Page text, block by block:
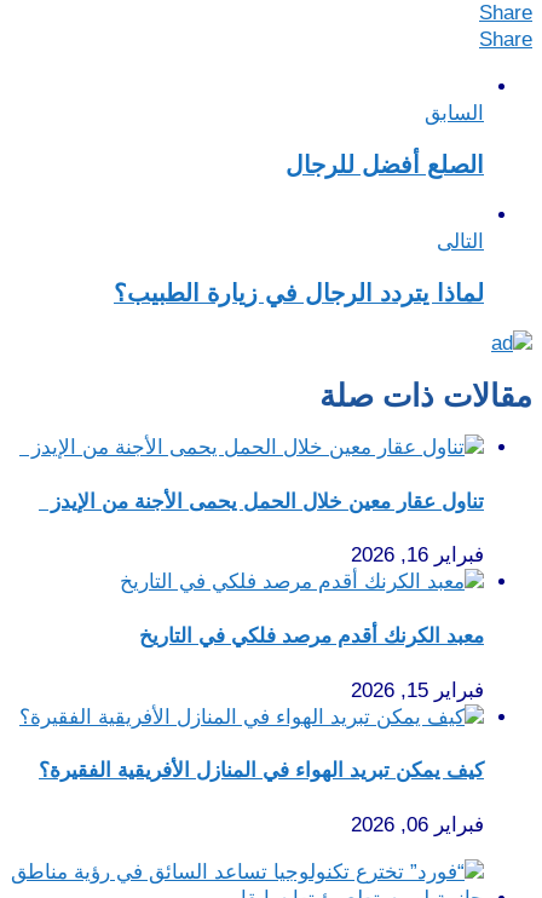
Share
Share
السابق
الصلع أفضل للرجال
التالى
لماذا يتردد الرجال في زيارة الطبيب؟
مقالات ذات صلة
تناول عقار معين خلال الحمل يحمى الأجنة من الإيدز
فبراير 16, 2026
معبد الكرنك أقدم مرصد فلكي في التاريخ
فبراير 15, 2026
كيف يمكن تبريد الهواء في المنازل الأفريقية الفقيرة؟
فبراير 06, 2026